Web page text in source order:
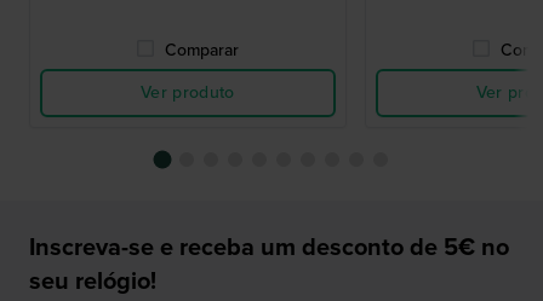
Comparar
Ver produto
Ver
Inscreva-se e receba um desconto de 5€ no
seu relógio!